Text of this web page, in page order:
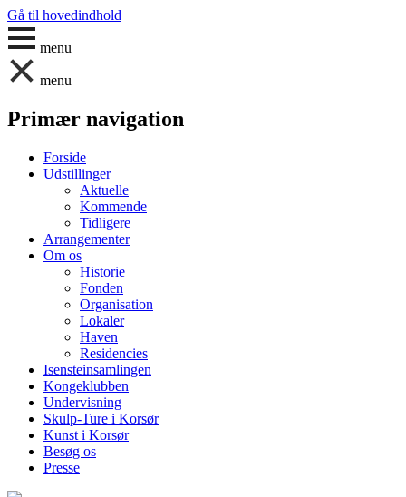
Gå til hovedindhold
menu
menu
Primær navigation
Forside
Udstillinger
Aktuelle
Kommende
Tidligere
Arrangementer
Om os
Historie
Fonden
Organisation
Lokaler
Haven
Residencies
Isensteinsamlingen
Kongeklubben
Undervisning
Skulp-Ture i Korsør
Kunst i Korsør
Besøg os
Presse